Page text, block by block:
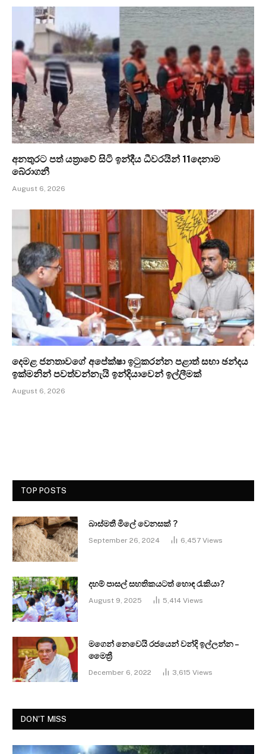
අනතුරට පත් යත්‍රාවේ සිටි ඉන්දීය ධීවරයින් 11දෙනාම
බේරාගනී
August 6, 2026
දෙමළ ජනතාවගේ අපේක්ෂා ඉටුකරන්න පළාත් සභා ඡන්දය
ඉක්මනින් පවත්වන්නැයි ඉන්දියාවෙන් ඉල්ලීමක්
August 6, 2026
TOP POSTS
බාස්මතී මිලේ වෙනසක් ?
September 26, 2024 6,457 Views
දහම් පාසල් සහතිකයටත් හොඳ රැකියා?
August 9, 2025 5,414 Views
මගෙන් නෙවෙයි රජයෙන් වන්දි ඉල්ලන්න –
මෛත්‍රී
December 6, 2022 3,615 Views
DON'T MISS